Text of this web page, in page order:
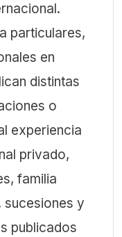
particulares,
en
distintas
o
experiencia
privado,
familia
sucesiones y
publicados